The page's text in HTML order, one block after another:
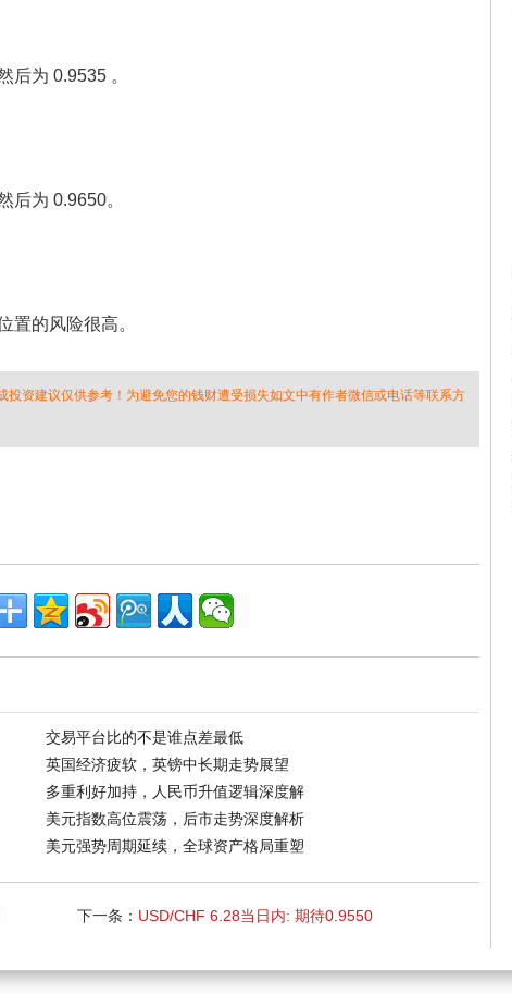
为 0.9535 。
为 0.9650。
的风险很高。
资建议仅供参考！为避免您的钱财遭受损失如文中有作者微信或电话等联系方
交易平台比的不是谁点差最低
英国经济疲软，英镑中长期走势展望
多重利好加持，人民币升值逻辑深度解
美元指数高位震荡，后市走势深度解析
美元强势周期延续，全球资产格局重塑
下一条： USD/CHF 6.28当日内: 期待0.9550